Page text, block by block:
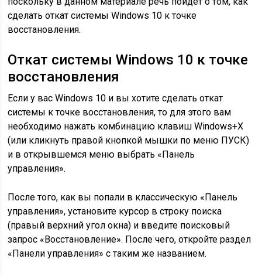
сделать откат системы Windows 10 к точке
восстановления.
Откат системы Windows 10 к точке
восстановления
Если у вас Windows 10 и вы хотите сделать откат
системы к точке восстановления, то для этого вам
необходимо нажать комбинацию клавиш Windows+X
(или кликнуть правой кнопкой мышки по меню ПУСК)
и в открывшемся меню выбрать «Панель
управления».
После того, как вы попали в классическую «Панель
управления», установите курсор в строку поиска
(правый верхний угол окна) и введите поисковый
запрос «Восстановление». После чего, откройте раздел
«Панели управления» с таким же названием.